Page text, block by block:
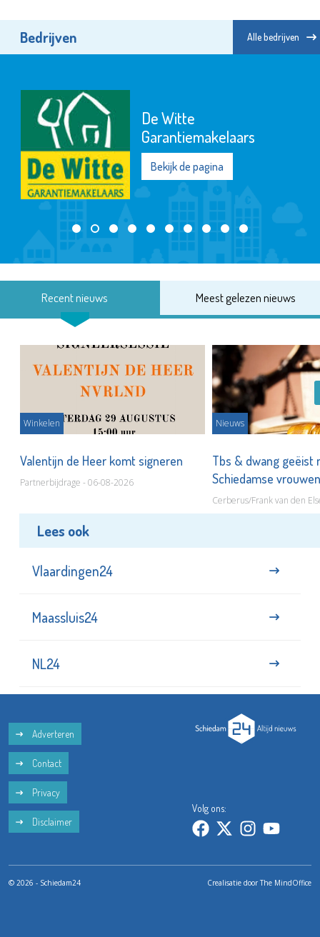
Bedrijven Alle bedrijven
De Witte
Garantiemakelaars
Bekijk de pagina
Recent nieuws Meest gelezen nieuws
Winkelen
Valentijn de Heer komt signeren
Partnerbijdrage - 06-08-2026
Nieuws
Tbs & dwang geëist
Schiedamse
Cerberus/Frank van den
Lees ook
Vlaardingen24
Maassluis24
NL24
Adverteren
Contact
Privacy
Disclaimer
Volg ons:
© 2026 - Schiedam24 Crealisatie doorThe MindOffice